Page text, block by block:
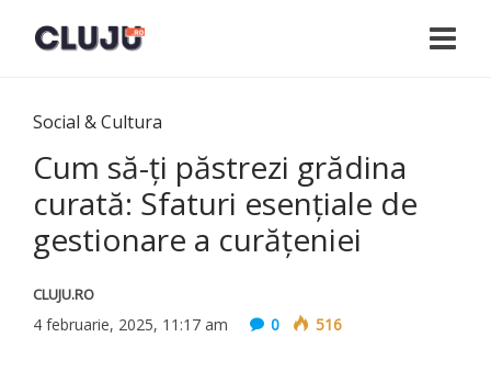
Social & Cultura
Cum să-ți păstrezi grădina
curată: Sfaturi esențiale de
gestionare a curățeniei
CLUJU.RO
4 februarie, 2025, 11:17 am 0 516